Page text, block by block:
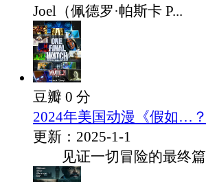
Joel（佩德罗·帕斯卡 P...
豆瓣 0 分
2024年美国动漫《假如…
更新：2025-1-1
见证一切冒险的最终篇